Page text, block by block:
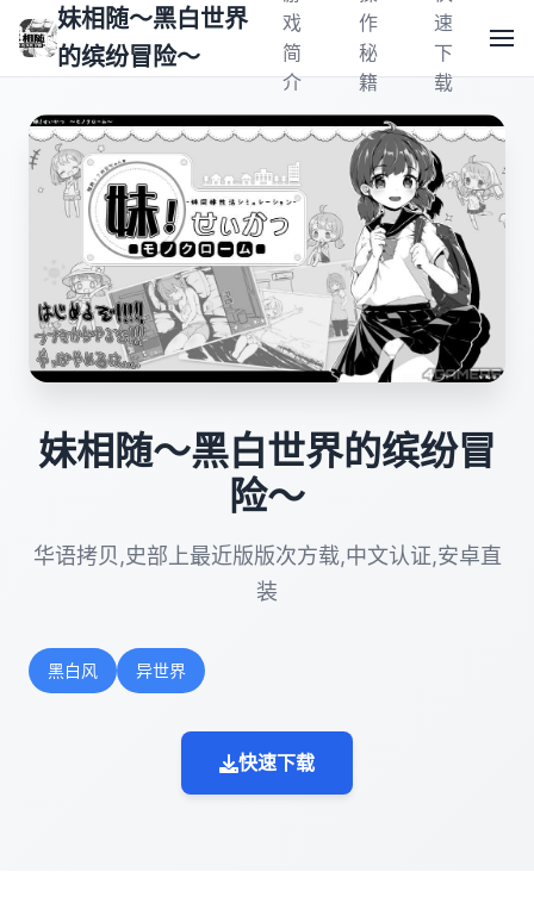
妹相随～黑白世界
的缤纷冒险～
戏
简
介
作
秘
籍
速
下
载
妹相随～黑白世界的缤纷冒
险～
华语拷贝,史部上最近版版次方载,中文认证,安卓直
装
黑白风 异世界
快速下载